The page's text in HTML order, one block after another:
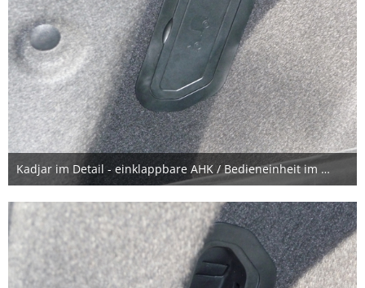
Kadjar im Detail - einklappbare AHK / Bedieneinheit im Kofferraum
10. November 2016